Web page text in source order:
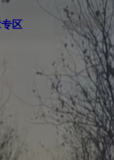
区